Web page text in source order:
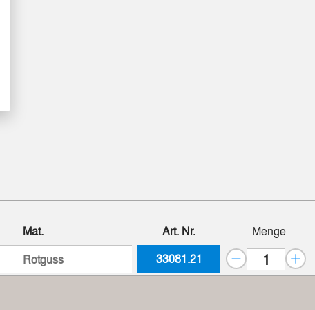
Mat. Art. Nr. Menge
Rotguss 33081.21